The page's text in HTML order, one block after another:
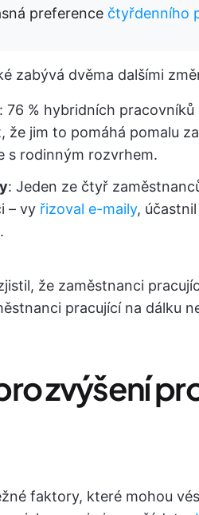
preference čtyřdenního
zabývá dvěma dalšími
: 76 % hybridních
že jim to pomáhá pomalu
s rodinným rozvrhem.
: Jeden ze čtyř
– vy řizoval e-maily,
že zaměstnanci
pracující na dálku
zvýšení
faktory, které mohou